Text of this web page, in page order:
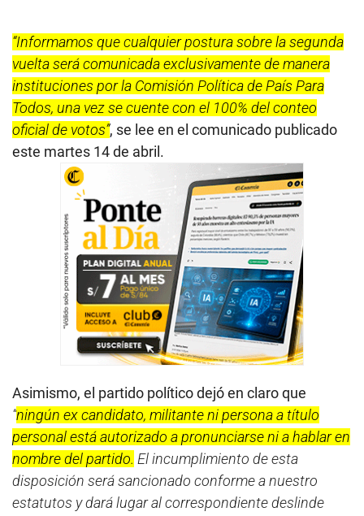
“Informamos que cualquier postura sobre la segunda
vuelta será comunicada exclusivamente de manera
instituciones por la Comisión Política de País Para
Todos, una vez se cuente con el 100% del conteo
oficial de votos”, se lee en el comunicado publicado
este martes 14 de abril.
Asimismo, el partido político dejó en claro que
“ningún ex candidato, militante ni persona a título
personal está autorizado a pronunciarse ni a hablar en
nombre del partido. El incumplimiento de esta
disposición será sancionado conforme a nuestro
estatutos y dará lugar al correspondiente deslinde